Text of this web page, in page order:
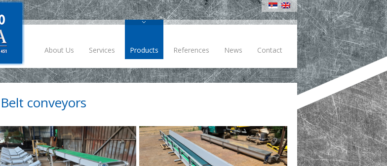
About Us Services Products References News Contact
Belt conveyors